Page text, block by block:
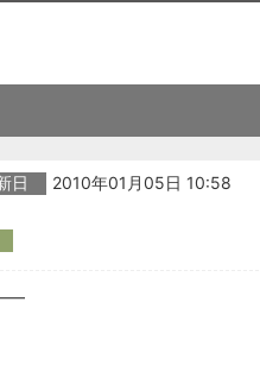
日
2010年01月05日 10:58